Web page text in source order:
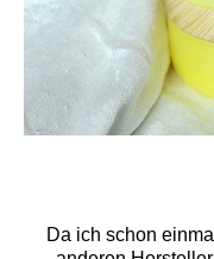
Da ich schon